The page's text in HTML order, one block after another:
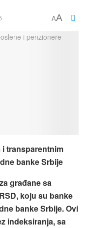
AA
transparentnim
banke Srbije
građane sa
koju su banke
banke Srbije. Ovi
indeksiranja, sa